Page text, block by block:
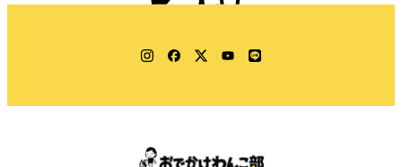
Instagram
Facebook
TwitterYouTube
LINE